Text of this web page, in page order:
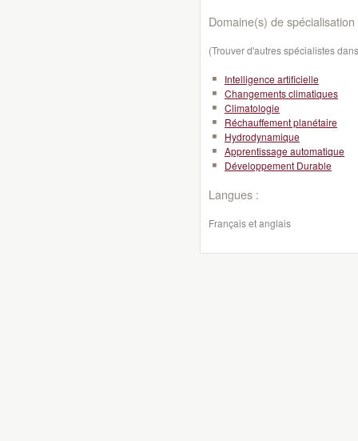
Domaine(s) de spécialisation
(Trouver d'autres spécialistes
Intelligence artificielle
Changements climatiques
Climatologie
Réchauffement planétaire
Hydrodynamique
Apprentissage automatique
Développement Durable
Langues :
Français et anglais